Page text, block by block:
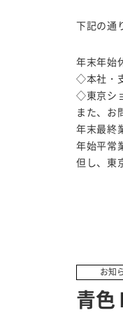
下記の通
年末年始
◇本社・
◇東京シ
また、お
年末最終
年始平常
但し、東
お知
青色